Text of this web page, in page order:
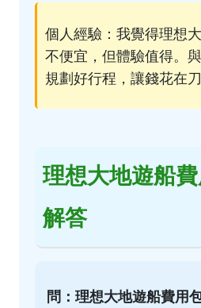
個人經驗：我覺得理想
不便宜，但體驗值得。
規劃好行程，讓錢花在刀
理想大地遊船
解答
問：理想大地遊船費用